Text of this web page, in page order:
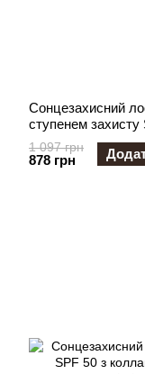
Сонцезахисний
ступенем захисту
активними
1 097 грн
878 грн